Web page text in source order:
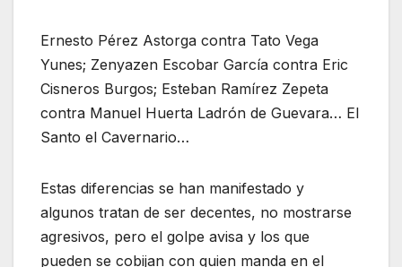
Ernesto Pérez Astorga contra Tato Vega
Yunes; Zenyazen Escobar García contra Eric
Cisneros Burgos; Esteban Ramírez Zepeta
contra Manuel Huerta Ladrón de Guevara… El
Santo el Cavernario…
Estas diferencias se han manifestado y
algunos tratan de ser decentes, no mostrarse
agresivos, pero el golpe avisa y los que
pueden se cobijan con quien manda en el